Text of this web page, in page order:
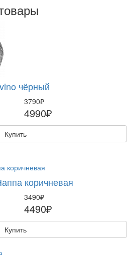
чёрный
3790₽
4990₽
Купить
коричневая
3490₽
4490₽
Купить